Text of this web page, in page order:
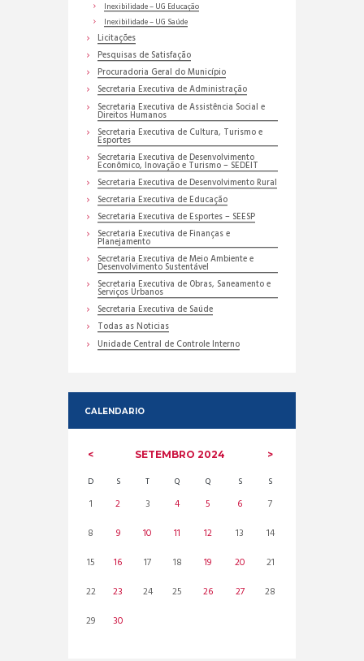
Inexibilidade – UG Educação
Inexibilidade – UG Saúde
Licitações
Pesquisas de Satisfação
Procuradoria Geral do Município
Secretaria Executiva de Administração
Secretaria Executiva de Assistência Social e
Direitos Humanos
Secretaria Executiva de Cultura, Turismo e
Esportes
Secretaria Executiva de Desenvolvimento
Econômico, Inovação e Turismo – SEDEIT
Secretaria Executiva de Desenvolvimento Rural
Secretaria Executiva de Educação
Secretaria Executiva de Esportes – SEESP
Secretaria Executiva de Finanças e
Planejamento
Secretaria Executiva de Meio Ambiente e
Desenvolvimento Sustentável
Secretaria Executiva de Obras, Saneamento e
Serviços Urbanos
Secretaria Executiva de Saúde
Todas as Noticias
Unidade Central de Controle Interno
CALENDARIO
SETEMBRO 2024
D S T Q Q S S
1 2 3 4 5 6
7
8
9 10 11 12 13
14
15
16 17 18 19 20
21
22
23 24 25 26 27
28
29
30